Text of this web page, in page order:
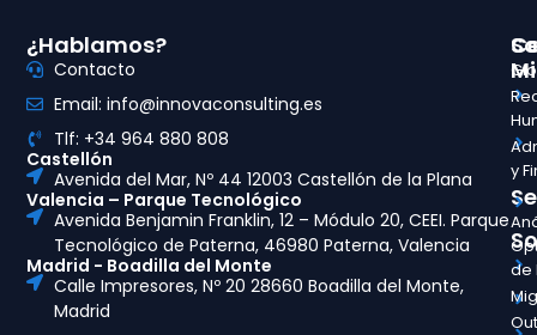
y
de
¿Hablamos?
Contacto
Email: info@innovaconsulting.es
Tlf: +34 964 880 808
Castellón
Avenida del Mar, Nº 44 12003 Castellón de la Plana
Valencia – Parque Tecnológico
Avenida Benjamin Franklin, 12 – Módulo 20, CEEI. Parque
Tecnológico de Paterna, 46980 Paterna, Valencia
Madrid - Boadilla del Monte
Calle Impresores, Nº 20 28660 Boadilla del Monte,
Madrid